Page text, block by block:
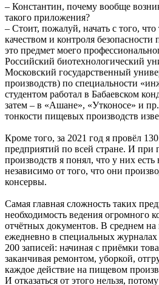
– Константин, почему вообще
такого приложения?
– Стоит, пожалуй, начать с того,
качеством и контроля
это предмет моего
Российский биотехнологический
Московский государственный
производств) по специальности
студентом работал в Бабаевском
затем – в «Ашане», «Утконосе» и
тонкости пищевых производств
Кроме того, за 2021 год я провёл
предприятий по всей стране. И при
производств я понял, что у них
независимо от того, что они
консервы.
Самая главная сложность таких
необходимость ведения огромного
отчётных документов. В среднем
ежедневно в специальных журналах
200 записей: начиная с приёмки
заканчивая ремонтом, уборкой,
каждое действие на пищевом
И отказаться от этого нельзя,